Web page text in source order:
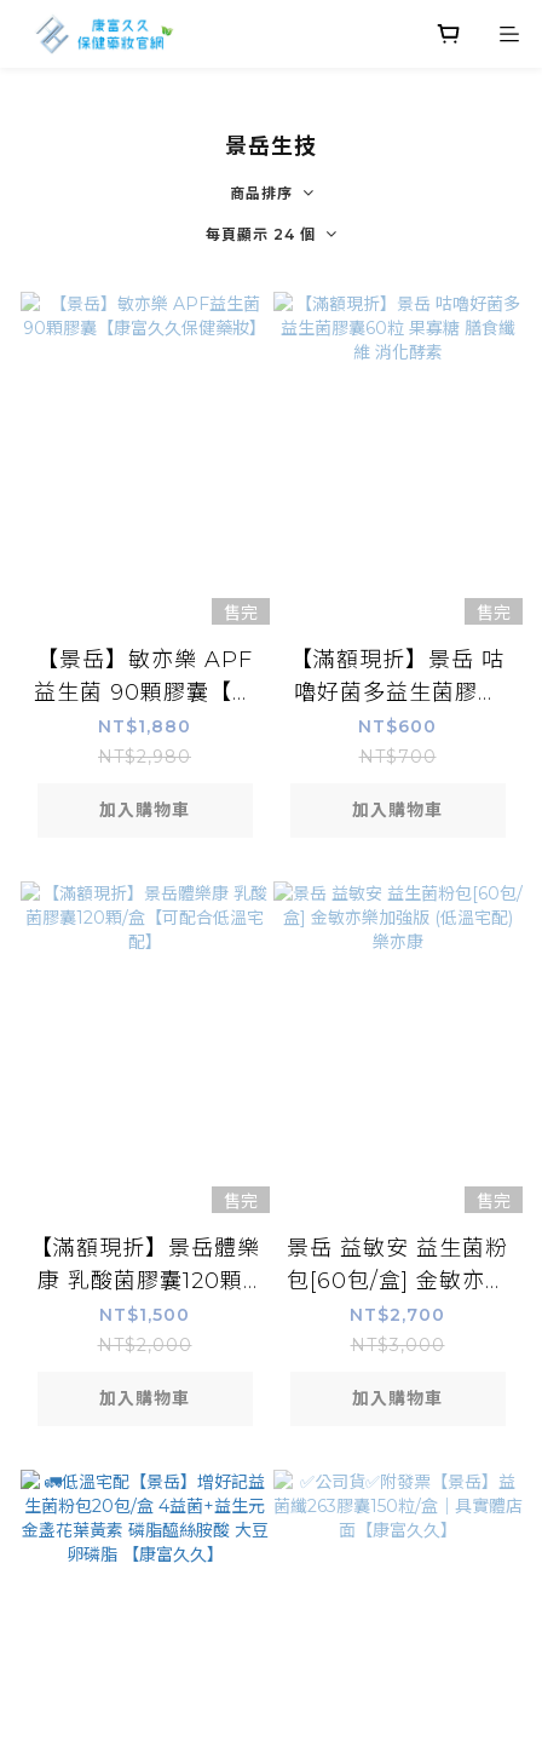
景岳生技
商品排序
每頁顯示 24 個
售完
【景岳】敏亦樂 APF
益生菌 90顆膠囊【康
富久久保健藥妝】
NT$1,880
NT$2,980
加入購物車
售完
【滿額現折】景岳 咕
嚕好菌多益生菌膠囊
60粒 果寡糖 膳食纖維
消化酵素
NT$600
NT$700
加入購物車
售完
【滿額現折】景岳體樂
康 乳酸菌膠囊120顆/
盒【可配合低溫宅配】
NT$1,500
NT$2,000
加入購物車
售完
景岳 益敏安 益生菌粉
包[60包/盒] 金敏亦樂
加強版 (低溫宅配) 樂
亦康
NT$2,700
NT$3,000
加入購物車